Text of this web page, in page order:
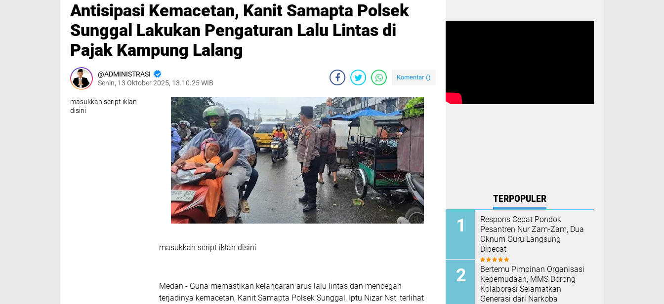
‎Antisipasi Kemacetan, Kanit Samapta Polsek
Sunggal Lakukan Pengaturan Lalu Lintas di
Pajak Kampung Lalang‎
ADMINISTRASI
Senin, 13 Oktober 2025, 13.10.25 WIB
Komentar ()
masukkan script iklan
disini
masukkan script iklan disini
‎Medan - Guna memastikan kelancaran arus lalu lintas dan mencegah
terjadinya kemacetan, Kanit Samapta Polsek Sunggal, Iptu Nizar Nst, terlihat
TERPOPULER
Respons Cepat Pondok
Pesantren Nur Zam-Zam, Dua
Oknum Guru Langsung
Dipecat
Bertemu Pimpinan Organisasi
Kepemudaan, MMS Dorong
Kolaborasi Selamatkan
Generasi dari Narkoba